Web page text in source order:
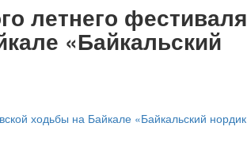
летнего фестиваля
«Байкальский